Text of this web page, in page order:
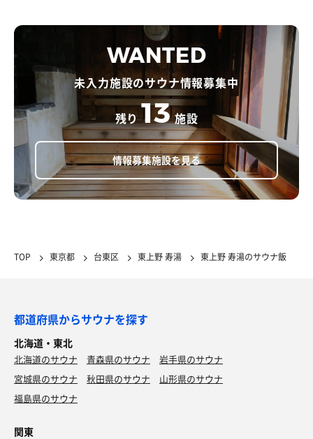
WANTED
未入力施設のサウナ情報募集中
残り 13 施設
情報募集施設を見る
TOP 東京都 台東区 東上野 寿湯 東上野 寿湯のサウナ飯
都道府県からサウナを探す
北海道・東北
北海道のサウナ 青森県のサウナ
岩手県のサウナ
宮城県のサウナ
秋田県のサウナ
山形県のサウナ
福島県のサウナ
関東